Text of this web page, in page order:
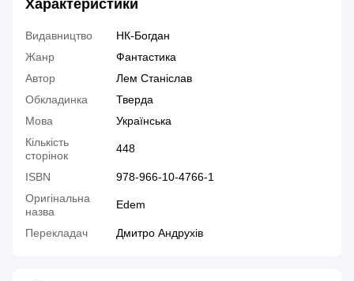
Характеристики
Видавництво
НК-Богдан
Жанр
Фантастика
Автор
Лем Станіслав
Обкладинка
Тверда
Мова
Українська
Кількість
сторінок
448
ISBN
978-966-10-4766-1
Оригінальна
назва
Edem
Перекладач Дмитро Андрухів